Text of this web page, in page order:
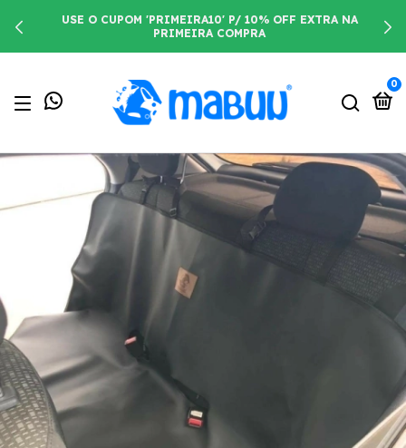
USE O CUPOM 'PRIMEIRA10' P/ 10% OFF EXTRA NA
PRIMEIRA COMPRA
0